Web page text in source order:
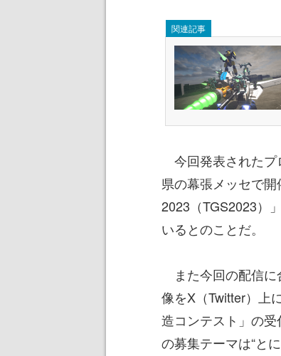
関連記事
今回発表されたプ
県の幕張メッセで
2023（TGS2023）
いるとのことだ。
また今回の配信に
像をX（Twitter）上
造コンテスト」の
の募集テーマは“と